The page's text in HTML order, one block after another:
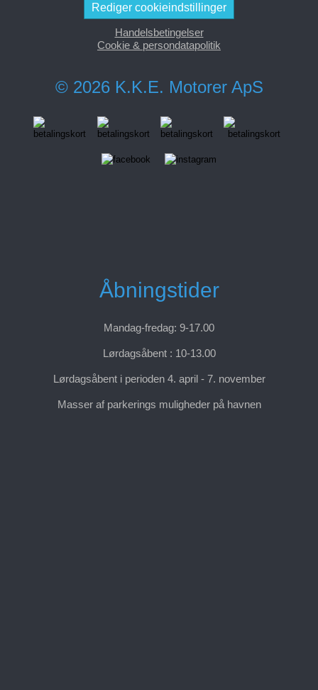
Rediger cookieindstillinger
Handelsbetingelser
Cookie & persondatapolitik
© 2026 K.K.E. Motorer ApS
Åbningstider
Mandag-fredag: 9-17.00
Lørdagsåbent : 10-13.00
Lørdagsåbent i perioden 4. april - 7. november
Masser af parkerings muligheder på havnen